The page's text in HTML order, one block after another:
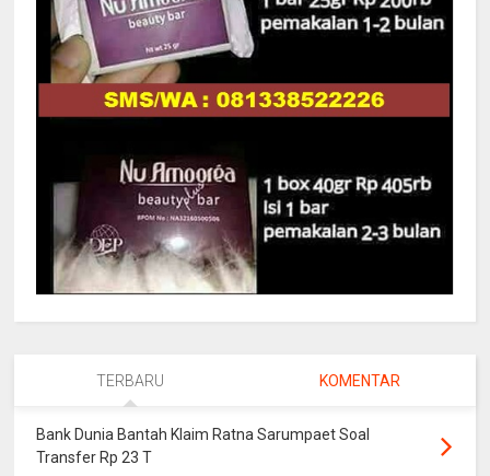
TERBARU KOMENTAR
Bank Dunia Bantah Klaim Ratna Sarumpaet Soal
Transfer Rp 23 T